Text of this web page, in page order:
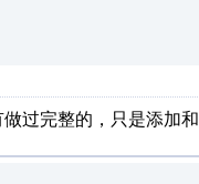
过完整的，只是添加